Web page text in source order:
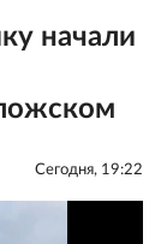
начали
Сегодня, 19:22